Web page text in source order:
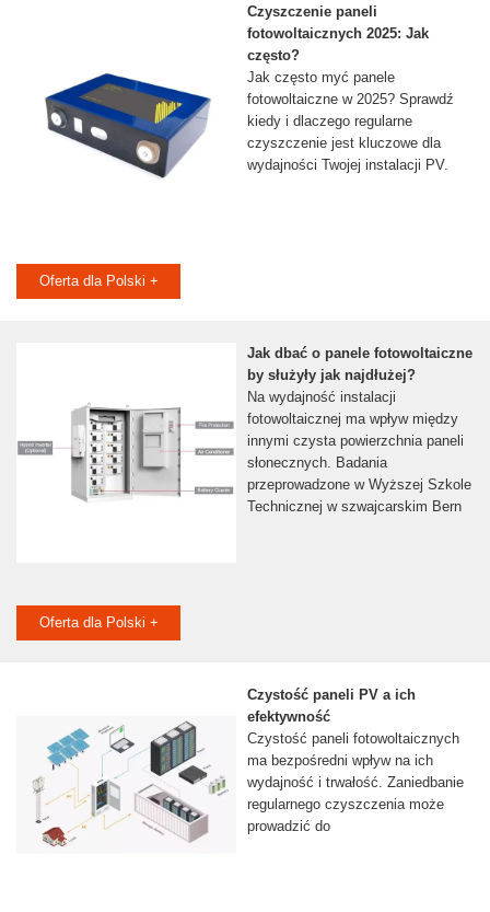
Czyszczenie paneli
fotowoltaicznych 2025: Jak
często?
Jak często myć panele
fotowoltaiczne w 2025? Sprawdź
kiedy i dlaczego regularne
czyszczenie jest kluczowe dla
wydajności Twojej instalacji PV.
Oferta dla Polski +
Jak dbać o panele fotowoltaiczne
by służyły jak najdłużej?
Na wydajność instalacji
fotowoltaicznej ma wpływ między
innymi czysta powierzchnia paneli
słonecznych. Badania
przeprowadzone w Wyższej Szkole
Technicznej w szwajcarskim Bern
Oferta dla Polski +
Czystość paneli PV a ich
efektywność
Czystość paneli fotowoltaicznych
ma bezpośredni wpływ na ich
wydajność i trwałość. Zaniedbanie
regularnego czyszczenia może
prowadzić do